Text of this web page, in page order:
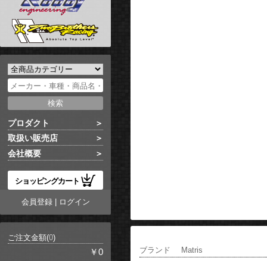
プロダクト
取扱い販売店
会社概要
ショッピングカート
会員登録| ログイン
ご注文金額(0)
￥0 ブランド
Matris